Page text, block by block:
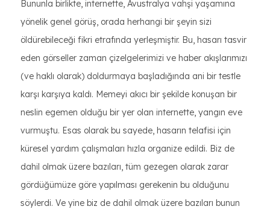
Bununla birlikte, internette, Avustralya vahşi yaşamına
yönelik genel görüş, orada herhangi bir şeyin sizi
öldürebileceği fikri etrafında yerleşmiştir. Bu, hasarı tasvir
eden görseller zaman çizelgelerimizi ve haber akışlarımızı
(ve haklı olarak) doldurmaya başladığında ani bir testle
karşı karşıya kaldı. Memeyi akıcı bir şekilde konuşan bir
neslin egemen olduğu bir yer olan internette, yangın eve
vurmuştu. Esas olarak bu sayede, hasarın telafisi için
küresel yardım çalışmaları hızla organize edildi. Biz de
dahil olmak üzere bazıları, tüm gezegen olarak zarar
gördüğümüze göre yapılması gerekenin bu olduğunu
söylerdi. Ve yine biz de dahil olmak üzere bazıları bunun